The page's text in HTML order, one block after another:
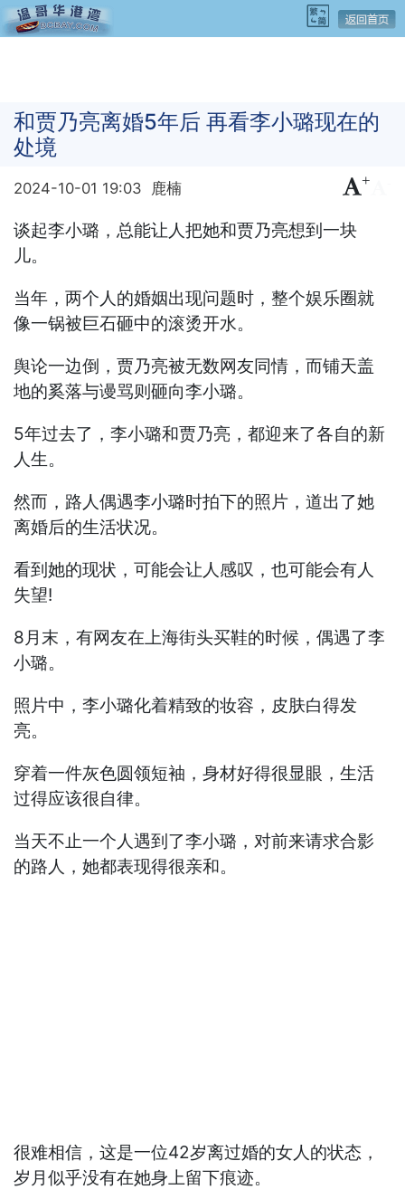
和贾乃亮离婚5年后 再看李小璐现在的
处境
2024-10-01 19:03 鹿楠 +
谈起李小璐，总能让人把她和贾乃亮想到一块
儿。
当年，两个人的婚姻出现问题时，整个娱乐圈就
像一锅被巨石砸中的滚烫开水。
舆论一边倒，贾乃亮被无数网友同情，而铺天盖
地的奚落与谩骂则砸向李小璐。
5年过去了，李小璐和贾乃亮，都迎来了各自的新
人生。
然而，路人偶遇李小璐时拍下的照片，道出了她
离婚后的生活状况。
看到她的现状，可能会让人感叹，也可能会有人
失望!
8月末，有网友在上海街头买鞋的时候，偶遇了李
小璐。
照片中，李小璐化着精致的妆容，皮肤白得发
亮。
穿着一件灰色圆领短袖，身材好得很显眼，生活
过得应该很自律。
当天不止一个人遇到了李小璐，对前来请求合影
的路人，她都表现得很亲和。
很难相信，这是一位42岁离过婚的女人的状态，
岁月似乎没有在她身上留下痕迹。